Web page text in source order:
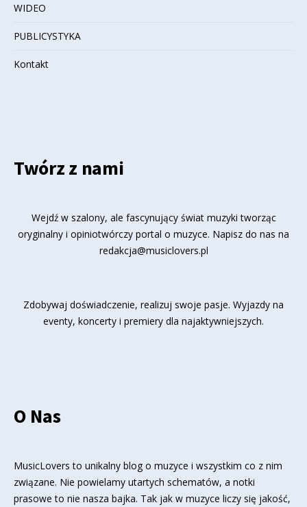
WIDEO
PUBLICYSTYKA
Kontakt
Twórz z nami
Wejdź w szalony, ale fascynujący świat muzyki tworząc
oryginalny i opiniotwórczy portal o muzyce. Napisz do nas na
redakcja@musiclovers.pl
Zdobywaj doświadczenie, realizuj swoje pasje. Wyjazdy na
eventy, koncerty i premiery dla najaktywniejszych.
O Nas
MusicLovers to unikalny blog o muzyce i wszystkim co z nim
związane. Nie powielamy utartych schematów, a notki
prasowe to nie nasza bajka. Tak jak w muzyce liczy się jakość,